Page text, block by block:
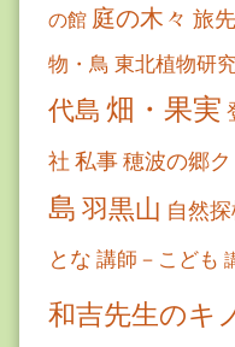
の館 庭の木々 旅
物・鳥 東北植物研
代島 畑・果実
社 私事穂波の郷
島 羽黒山 自然
とな 講師－こども
和吉先生のキ